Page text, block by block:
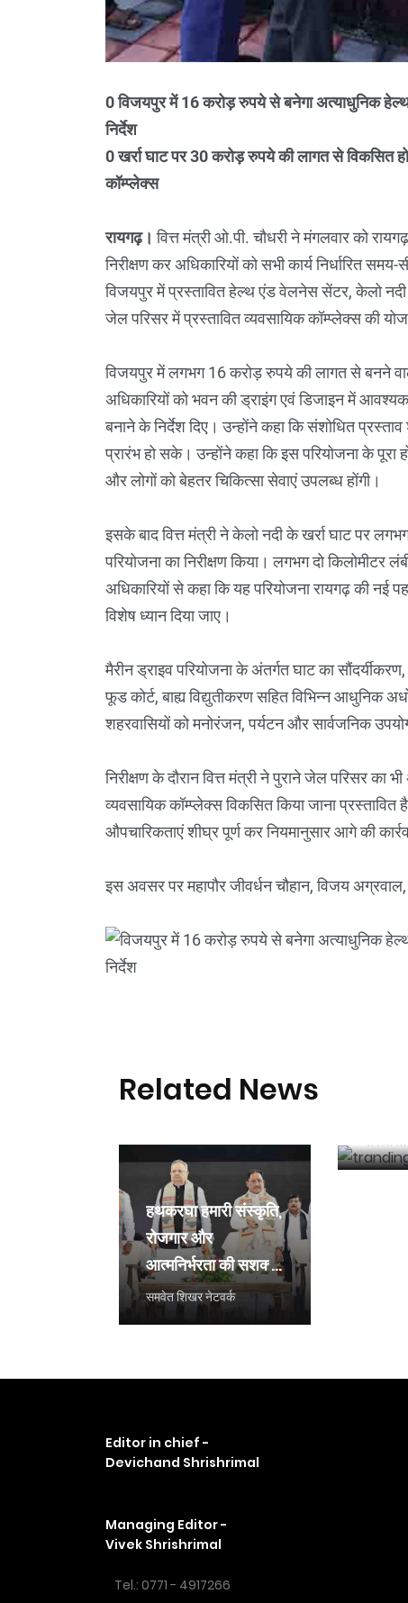
0 विजयपुर में 16 करोड़ रुपये से बनेगा अत्याधुनिक
निर्देश
0 खर्रा घाट पर 30 करोड़ रुपये की लागत से विकसित
कॉम्प्लेक्स
रायगढ़।वित्त मंत्री ओ.पी. चौधरी ने मंगलवार को
निरीक्षण कर अधिकारियों को सभी कार्य निर्धारित
विजयपुर में प्रस्तावित हेल्थ एंड वेलनेस सेंटर, केलो नदी
जेल परिसर में प्रस्तावित व्यवसायिक कॉम्प्लेक्स की
विजयपुर में लगभग 16 करोड़ रुपये की लागत से बनने
अधिकारियों को भवन की ड्राइंग एवं डिजाइन में
बनाने के निर्देश दिए। उन्होंने कहा कि संशोधित
प्रारंभ हो सके। उन्होंने कहा कि इस परियोजना के
और लोगों को बेहतर चिकित्सा सेवाएं उपलब्ध होंगी।
इसके बाद वित्त मंत्री ने केलो नदी के खर्रा घाट पर
परियोजना का निरीक्षण किया। लगभग दो किलोमीटर
अधिकारियों से कहा कि यह परियोजना रायगढ़ की नई
विशेष ध्यान दिया जाए।
मैरीन ड्राइव परियोजना के अंतर्गत घाट का
फूड कोर्ट, बाह्य विद्युतीकरण सहित विभिन्न आधुनिक
शहरवासियों को मनोरंजन, पर्यटन और सार्वजनिक
निरीक्षण के दौरान वित्त मंत्री ने पुराने जेल परिसर
व्यवसायिक कॉम्प्लेक्स विकसित किया जाना
औपचारिकताएं शीघ्र पूर्ण कर नियमानुसार आगे की
इस अवसर पर महापौर जीवर्धन चौहान, विजय
Related News
हथकरघा हमारी संस्कृति,
रोजगार और
आत्मनिर्भरता की सशक्त
पहचानः मुख्यमंत्री साय
समवेत शिखर नेटवर्क
समवेत
Editor in chief -
Devichand Shrishrimal
Managing Editor -
Vivek Shrishrimal
Tel.: 0771 - 4917266